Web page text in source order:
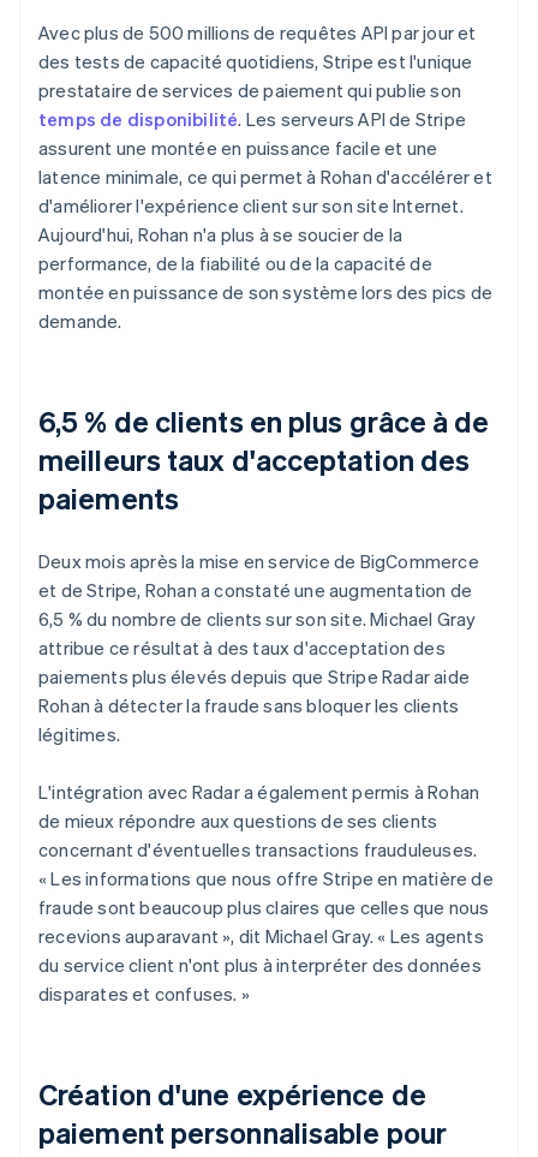
Avec plus de 500 millions de requêtes API par jour et
des tests de capacité quotidiens, Stripe est l'unique
prestataire de services de paiement qui publie son
temps de disponibilité. Les serveurs API de Stripe
assurent une montée en puissance facile et une
latence minimale, ce qui permet à Rohan d'accélérer et
d'améliorer l'expérience client sur son site Internet.
Aujourd'hui, Rohan n'a plus à se soucier de la
performance, de la fiabilité ou de la capacité de
montée en puissance de son système lors des pics de
demande.
6,5 % de clients en plus grâce à de
meilleurs taux d'acceptation des
paiements
Deux mois après la mise en service de BigCommerce
et de Stripe, Rohan a constaté une augmentation de
6,5 % du nombre de clients sur son site. Michael Gray
attribue ce résultat à des taux d'acceptation des
paiements plus élevés depuis que Stripe Radar aide
Rohan à détecter la fraude sans bloquer les clients
légitimes.
L'intégration avec Radar a également permis à Rohan
de mieux répondre aux questions de ses clients
concernant d'éventuelles transactions frauduleuses.
« Les informations que nous offre Stripe en matière de
fraude sont beaucoup plus claires que celles que nous
recevions auparavant », dit Michael Gray. « Les agents
du service client n'ont plus à interpréter des données
disparates et confuses. »
Création d'une expérience de
paiement personnalisable pour